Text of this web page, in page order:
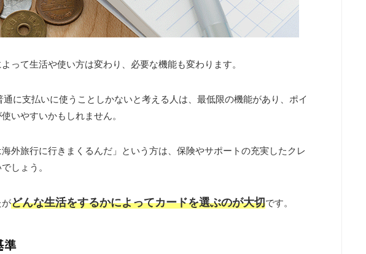
って生活や使い方は変わり、必要な機能も変わります。
に支払いに使うことしかないと考える人は、最低限の機能があり、ポイ
いやすいかもしれません。
外旅行に行きまくるんだ」という方は、保険やサポートの充実したクレ
しょう。
がどんな生活をするかによってカードを選ぶのが大切です。
準